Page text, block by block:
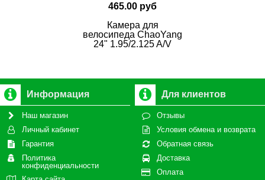
465.00 руб
Камера для
велосипеда ChaoYang
24" 1.95/2.125 A/V
Информация
Наш магазин
Личный кабинет
Гарантия
Политика
конфиденциальности
Для клиентов
Отзывы
Условия обмена и возврата
Обратная связь
Доставка
Оплата